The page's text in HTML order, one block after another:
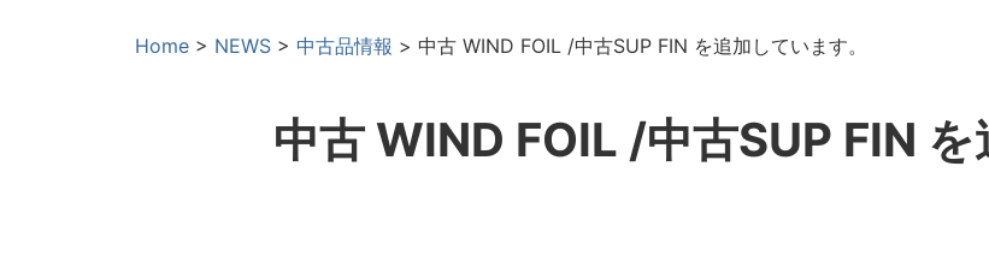
Home > NEWS > 中古品情報 > 中古 WIND FOIL /中古SUP FIN を追加しています。
中古 WIND FOIL /中古SUP FIN を